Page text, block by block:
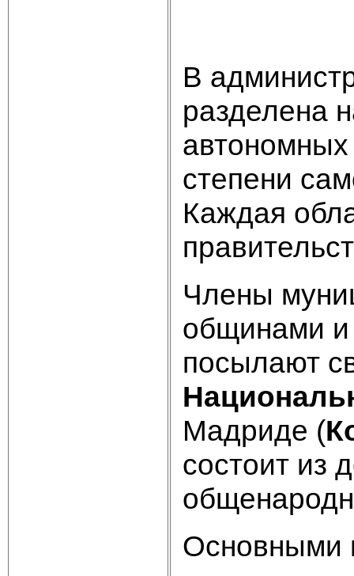
В
разделена
автономных
степени
Каждая
Члены
общинами и
посылают
Мадриде (
состоит из
Основными